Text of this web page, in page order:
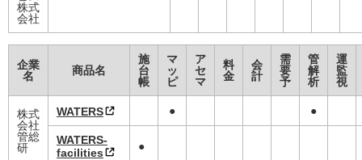
株式
会社
企業
名
商品名
施
台
帳
マ
ッ
ピ
ア
セ
マ
料
金
会
計
需
要
予
管
解
析
運
監
視
株式
会社
管総
研
WATERS ● ●
WATERS-
facilities
●